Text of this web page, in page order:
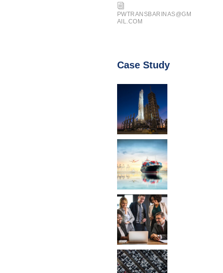
PWTRANSBARINAS@GM
AIL.COM
Case Study